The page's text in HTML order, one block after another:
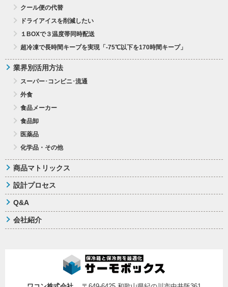
クール便の代替
ドライアイスを削減したい
１BOXで３温度帯同時配送
超冷凍で長時間キープを実現「-75℃以下を170時間キープ」
業界別活用方法
スーパー･コンビニ･流通
外食
食品メーカー
食品卸
医薬品
化学品・その他
商品マトリックス
設計プロセス
Q&A
会社紹介